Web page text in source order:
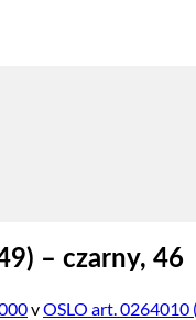
– czarny, 46
vOSLO art. 0264010